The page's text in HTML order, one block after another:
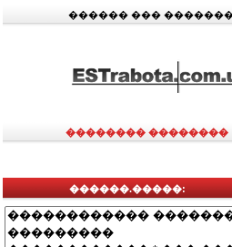
������ ���
�������� ��������
������.�����: